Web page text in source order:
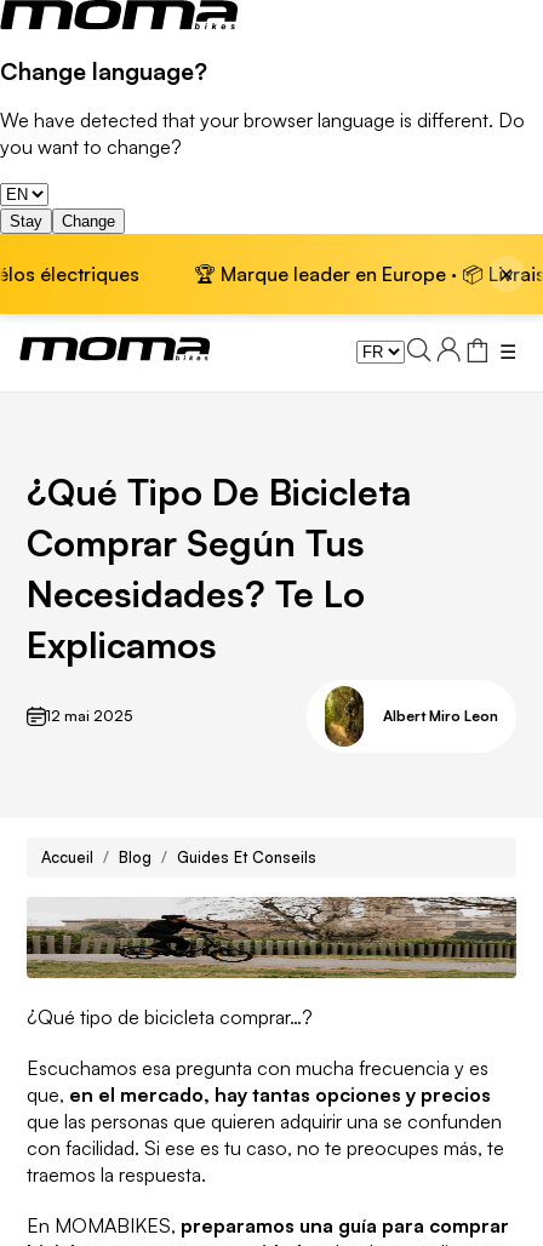
Change language?
We have detected that your browser language is different. Do
you want to change?
Stay Change
🏆 Marque leader en Europe · 📦 Livraison×
☰
¿Qué Tipo De Bicicleta
Comprar Según Tus
Necesidades? Te Lo
Explicamos
12 mai 2025 Albert Miro Leon
Accueil Blog Guides Et Conseils
¿Qué tipo de bicicleta comprar…?
Escuchamos esa pregunta con mucha frecuencia y es
que, en el mercado, hay tantas opciones y precios
que las personas que quieren adquirir una se confunden
con facilidad. Si ese es tu caso, no te preocupes más, te
traemos la respuesta.
En MOMABIKES, preparamos una guía para comprar